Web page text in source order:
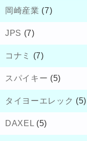
岡崎産業 (7)
JPS (7)
コナミ (7)
スパイキー (5)
タイヨーエレック (5)
DAXEL (5)